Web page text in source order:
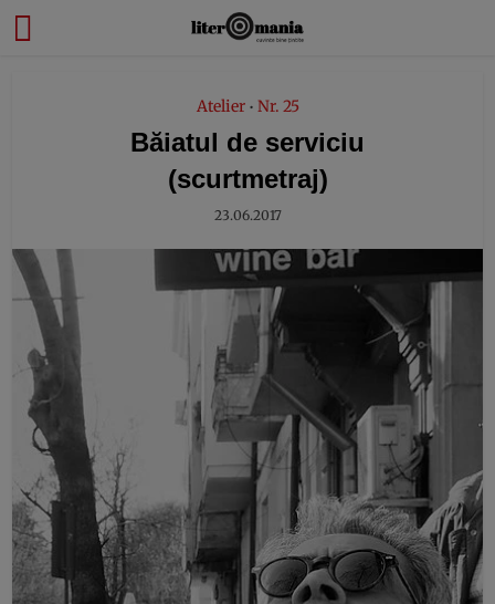
Atelier • Nr. 25
Băiatul de serviciu
(scurtmetraj)
23.06.2017
modal-check